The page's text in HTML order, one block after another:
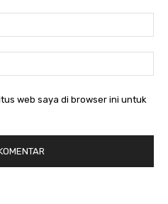
web saya di browser ini untuk